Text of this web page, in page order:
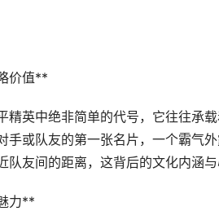
价值**
精英中绝非简单的代号，它往往承
手或队友的第一张名片，一个霸气
队友间的距离，这背后的文化内涵
力**